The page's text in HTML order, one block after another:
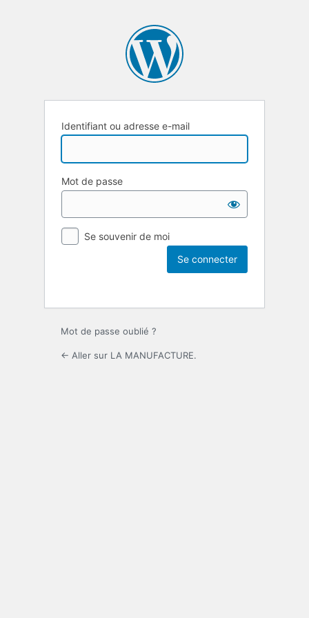
Identifiant ou adresse e-mail
Mot de passe
Se souvenir de moi
Mot de passe oublié ?
← Aller sur LA MANUFACTURE.